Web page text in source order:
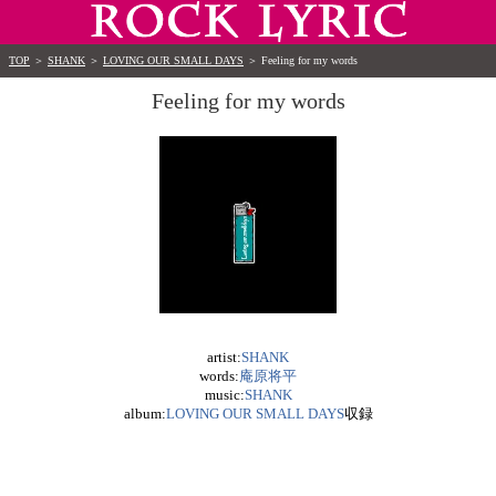
TOP ＞ SHANK ＞ LOVING OUR SMALL DAYS ＞ Feeling for my words
Feeling for my words
artist:SHANK
words:庵原将平
music:SHANK
album:LOVING OUR SMALL DAYS収録